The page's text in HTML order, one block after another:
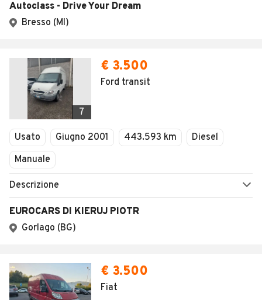
Autoclass - Drive Your Dream
Bresso (MI)
7
€ 3.500
Ford transit
Usato Giugno 2001 443.593 km
Diesel
Manuale
Descrizione
EUROCARS DI KIERUJ PIOTR
Gorlago (BG)
€ 3.500
Fiat